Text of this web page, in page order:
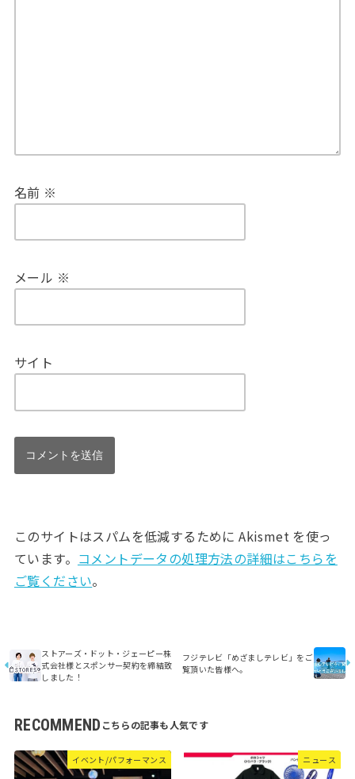
名前 ※
メール ※
サイト
このサイトはスパムを低減するために Akismet を使っ
ています。 コメントデータの処理方法の詳細はこちらを
ご覧ください。
ストアーズ・ドット・ジェーピー株
式会社様とスポンサー契約を締結致
しました！
フジテレビ「めざましテレビ」をご
覧頂いた皆様へ。
RECOMMEND
イベント/パフォーマンス ニュース